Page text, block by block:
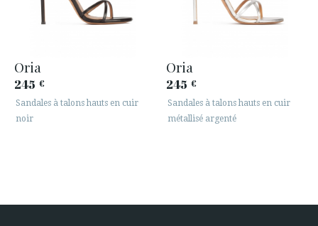
Oria
245 €
Sandales à talons hauts en cuir
noir
Oria
245 €
Sandales à talons hauts en cuir
métallisé argenté